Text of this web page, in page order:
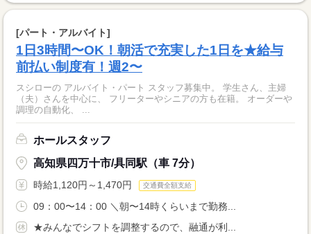
[パート・アルバイト]
1日3時間〜OK！朝活で充実した1日を★給与
前払い制度有！週2〜
スシローの アルバイト・パート スタッフ募集中。 学生さん、主婦
（夫）さんを中心に、 フリーターやシニアの方も在籍。 オーダーや
調理の自動化、 ...
ホールスタッフ
高知県四万十市/具同駅（車 7分）
時給1,120円～1,470円 交通費全額支給
09：00〜14：00 ＼朝〜14時くらいまで勤務...
★みんなでシフトを調整するので、融通が利...